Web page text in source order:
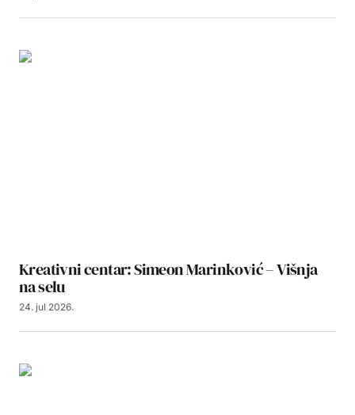
Kreativni centar: Simeon Marinković – Višnja
na selu
24. jul 2026.